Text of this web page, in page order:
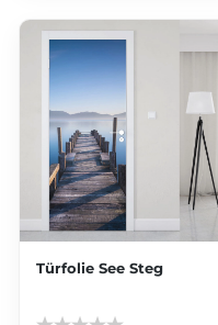
Türfolie See Steg